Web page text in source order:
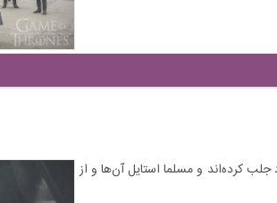
کرده‌اند و مسلما استایل آن‌ها و از